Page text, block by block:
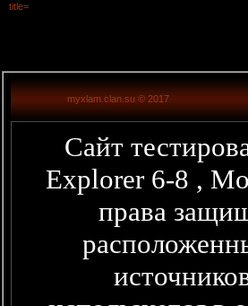
title=
myxlam.clan.su © 2017
Сайт
Explorer 6-8 ,
права
источников. Любая информация представленная